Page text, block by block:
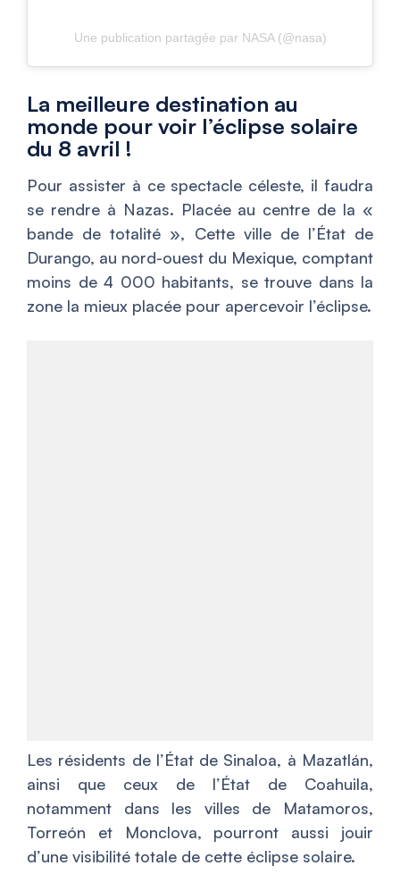
Une publication partagée par NASA (@nasa)
La meilleure destination au
monde pour voir l’éclipse solaire
du 8 avril !
Pour assister à ce spectacle céleste, il faudra
se rendre à Nazas. Placée au centre de la «
bande de totalité », Cette ville de l’État de
Durango, au nord-ouest du Mexique, comptant
moins de 4 000 habitants, se trouve dans la
zone la mieux placée pour apercevoir l’éclipse.
Les résidents de l’État de Sinaloa, à Mazatlán,
ainsi que ceux de l’État de Coahuila,
notamment dans les villes de Matamoros,
Torreón et Monclova, pourront aussi jouir
d’une visibilité totale de cette éclipse solaire.